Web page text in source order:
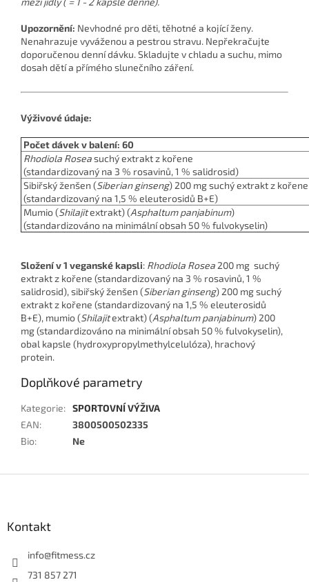
Upozornění: Nevhodné pro děti, těhotné a kojící ženy.
Nenahrazuje vyváženou a pestrou stravu. Nepřekračujte
doporučenou denní dávku. Skladujte v chladu a suchu, mimo
dosah dětí a přímého slunečního záření.
Výživové údaje:
Počet dávek v balení: 60
Rhodiola Roseasuchý extrakt z kořene
(standardizovaný na 3 % rosavinů, 1 % salidrosid)
Sibiřský ženšen (Siberian ginseng) 200 mg suchý extrakt z kořene
(standardizovaný na 1,5 % eleuterosidů B+E)
Mumio (Shilajitextrakt) (Asphaltum panjabinum)
(standardizováno na minimální obsah 50 % fulvokyselin)
Složení v 1 veganské kapsli: Rhodiola Rosea 200 mg suchý
extrakt z kořene (standardizovaný na 3 % rosavinů, 1 %
salidrosid), sibiřský ženšen (Siberian ginseng) 200 mg suchý
extrakt z kořene (standardizovaný na 1,5 % eleuterosidů
B+E), mumio (Shilajitextrakt) (Asphaltum panjabinum) 200
mg (standardizováno na minimální obsah 50 % fulvokyselin),
obal kapsle (hydroxypropylmethylcelulóza), hrachový
protein.
Doplňkové parametry
Kategorie: SPORTOVNÍ VÝŽIVA
EAN:
3800500502335
Bio: Ne
Kontakt
info@fitmess.cz
731 857 271